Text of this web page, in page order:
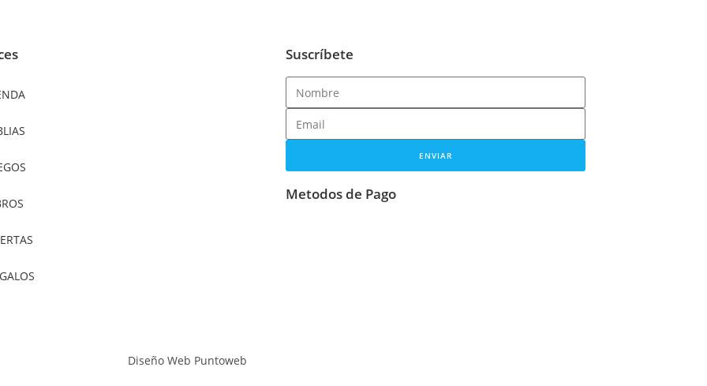
Suscríbete
ENVIAR
Metodos de Pago
Diseño Web Puntoweb